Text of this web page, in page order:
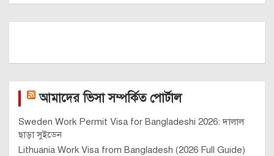
আমাদের ভিসা সম্পর্কিত পোর্টাল
Sweden Work Permit Visa for Bangladeshi 2026: দালাল
ছাড়া সুইডেন
Lithuania Work Visa from Bangladesh (2026 Full Guide)